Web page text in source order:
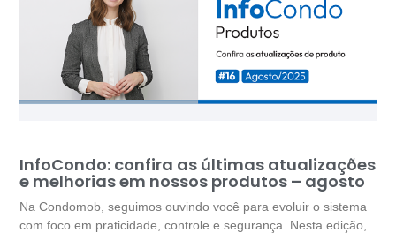
InfoCondo: confira as últimas atualizações
e melhorias em nossos produtos – agosto
Na Condomob, seguimos ouvindo você para evoluir o sistema
com foco em praticidade, controle e segurança. Nesta edição,